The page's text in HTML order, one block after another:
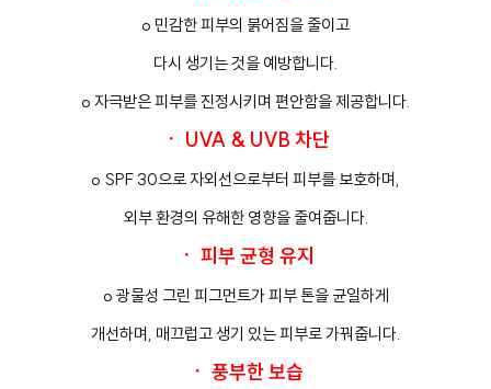
o 민감한 피부의 붉어짐을 줄이고
다시 생기는 것을 예방합니다.
o 자극받은 피부를 진정시키며 편안함을 제공합니다.
ㆍ UVA & UVB 차단
o SPF 30으로 자외선으로부터 피부를 보호하며,
외부 환경의 유해한 영향을 줄여줍니다.
ㆍ 피부 균형 유지
o 광물성 그린 피그먼트가 피부 톤을 균일하게
개선하며, 매끄럽고 생기 있는 피부로 가꿔줍니다.
ㆍ 풍부한 보습